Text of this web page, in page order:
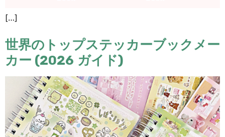
[…]
世界のトップステッカーブックメー
カー (2026 ガイド)